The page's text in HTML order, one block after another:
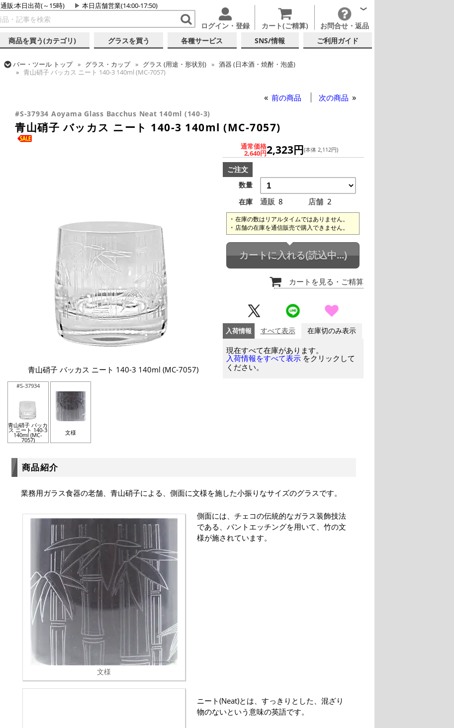
通販:本日出荷(～15時) 本日店舗営業(14:00-17:50)
ログイン・登録 カート(ご精算) お問合せ・返品
商品を買う(カテゴリ) グラスを買う 各種サービス SNS/情報 ご利用ガイド
バー・ツール トップ グラス・カップ グラス (用途・形状別)
酒器 (日本酒・焼酎・泡盛)
青山硝子 バッカス ニート 140-3 140ml (MC-7057)
前の商品 次の商品
#S-37934 Aoyama Glass Bacchus Neat 140ml (140-3)
青山硝子 バッカス ニート 140-3 140ml (MC-7057)
青山硝子 バッカス ニート 140-3 140ml (MC-7057)
#S-37934
青山硝子 バッカ
ス ニート 140-3
140ml (MC-
7057)
文様
通常価格
2,640円2,323円(本体 2,112円)
ご注文
数量
在庫
通販 8 店舗 2
在庫の数はリアルタイムではありません。
店舗の在庫を通信販売で購入できません。
カートに入れる(読込中...)
カートを見る ・ご精算
入荷情報 すべて表示 在庫切のみ表示
現在すべて在庫があります。
入荷情報をすべて表示 をクリックして
ください。
商品紹介
業務用ガラス食器の老舗、青山硝子による、側面に文様を施した小振りなサイズのグラスです。
文様
側面には、チェコの伝統的なガラス装飾技法
である、パントエッチングを用いて、竹の文
様が施されています。
ニート(Neat)とは、すっきりとした、混ざり
物のないという意味の英語です。